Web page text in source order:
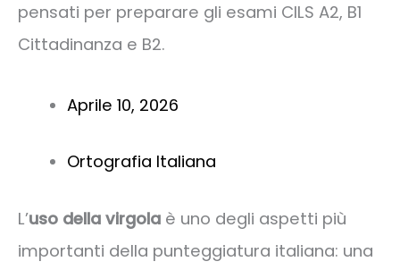
pensati per preparare gli esami CILS A2, B1
Cittadinanza e B2.
Aprile 10, 2026
Ortografia Italiana
L’uso della virgola è uno degli aspetti più
importanti della punteggiatura italiana: una